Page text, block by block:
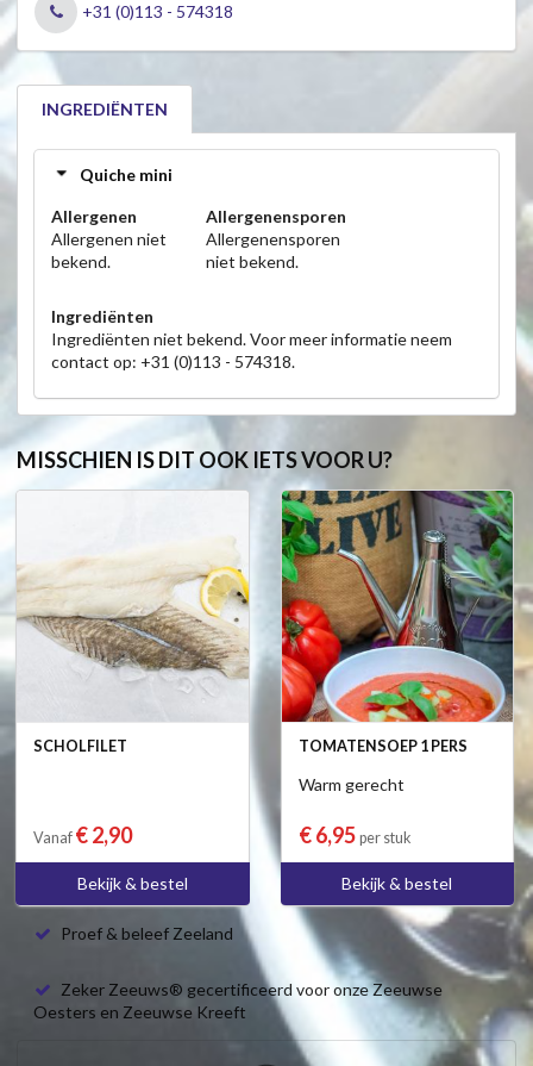
+31 (0)113 - 574318
INGREDIËNTEN
Quiche mini
Allergenen
Allergenen niet
bekend.
Allergenensporen
Allergenensporen
niet bekend.
Ingrediënten
Ingrediënten niet bekend. Voor meer informatie neem
contact op: +31 (0)113 - 574318.
MISSCHIEN IS DIT OOK IETS VOOR U?
SCHOLFILET
Vanaf € 2,90
Bekijk & bestel
TOMATENSOEP 1 PERS
Warm gerecht
€ 6,95 per stuk
Bekijk & bestel
Proef & beleef Zeeland
Zeker Zeeuws® gecertificeerd voor onze Zeeuwse
Oesters en Zeeuwse Kreeft